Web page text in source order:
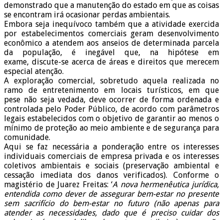
demonstrado que a manutenção do estado em que as coisas
se encontram irá ocasionar perdas ambientais.
Embora seja inequívoco também que a atividade exercida
por estabelecimentos comerciais geram desenvolvimento
econômico a atendem aos anseios de determinada parcela
da população, é inegável que, na hipótese em
exame, discute-se acerca de áreas e direitos que merecem
especial atenção.
A exploração comercial, sobretudo aquela realizada no
ramo de entretenimento em locais turísticos, em que
pese não seja vedada, deve ocorrer de forma ordenada e
controlada pelo Poder Público, de acordo com parâmetros
legais estabelecidos com o objetivo de garantir ao menos o
mínimo de proteção ao meio ambiente e de segurança para
comunidade.
Aqui se faz necessária a ponderação entre os interesses
individuais comerciais de empresa privada e os interesses
coletivos ambientais e sociais (preservação ambiental e
cessação imediata dos danos verificados). Conforme o
magistério de Juarez Freitas: ‘A nova hermenêutica jurídica,
entendida como dever de assegurar bem-estar no presente
sem sacrifício do bem-estar no futuro (não apenas para
atender as necessidades, dado que é preciso cuidar dos